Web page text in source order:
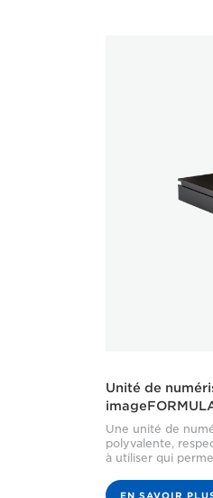
Unité de
Une unité de
polyvalente,
à utiliser qui
EN SAVOIR